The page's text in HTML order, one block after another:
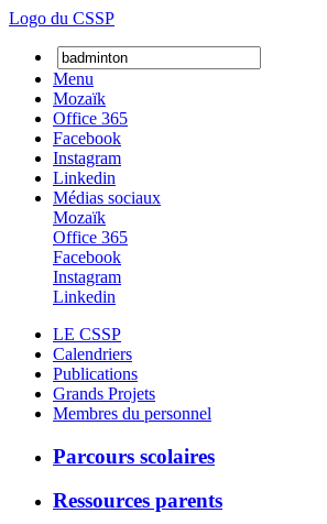
Logo du CSSP
Menu
Mozaïk
Office 365
Facebook
Instagram
Linkedin
Médias sociaux
Mozaïk
Office 365
Facebook
Instagram
Linkedin
LE CSSP
Calendriers
Publications
Grands Projets
Membres du personnel
Parcours scolaires
Ressources parents